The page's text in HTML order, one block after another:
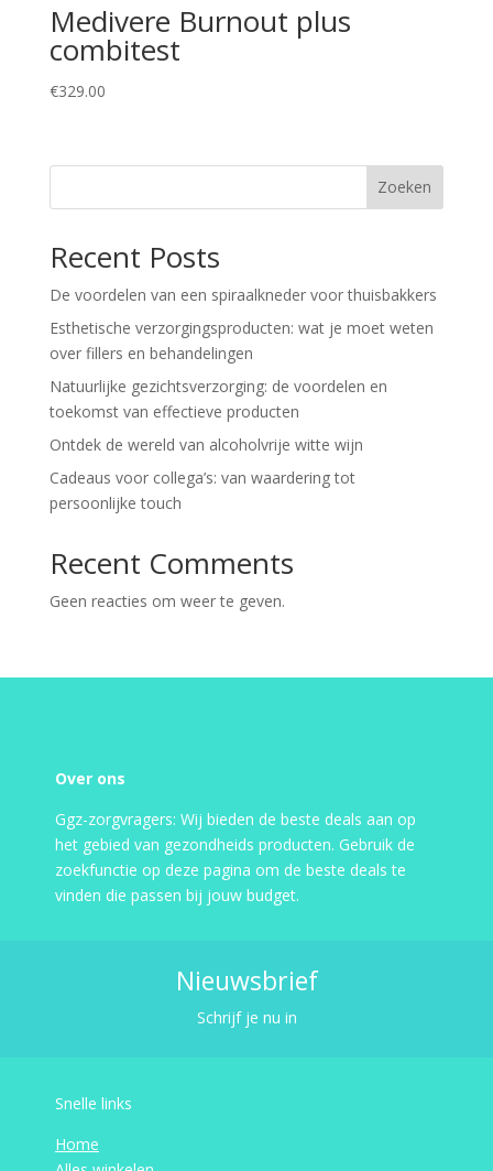
Medivere Burnout plus
combitest
€329.00
Zoeken
Recent Posts
De voordelen van een spiraalkneder voor thuisbakkers
Esthetische verzorgingsproducten: wat je moet weten
over fillers en behandelingen
Natuurlijke gezichtsverzorging: de voordelen en
toekomst van effectieve producten
Ontdek de wereld van alcoholvrije witte wijn
Cadeaus voor collega’s: van waardering tot
persoonlijke touch
Recent Comments
Geen reacties om weer te geven.
Over ons
Ggz-zorgvragers: Wij bieden de beste deals aan op
het gebied van gezondheids producten. Gebruik de
zoekfunctie op deze pagina om de beste deals te
vinden die passen bij jouw budget.
Nieuwsbrief
Schrijf je nu in
Snelle links
Home